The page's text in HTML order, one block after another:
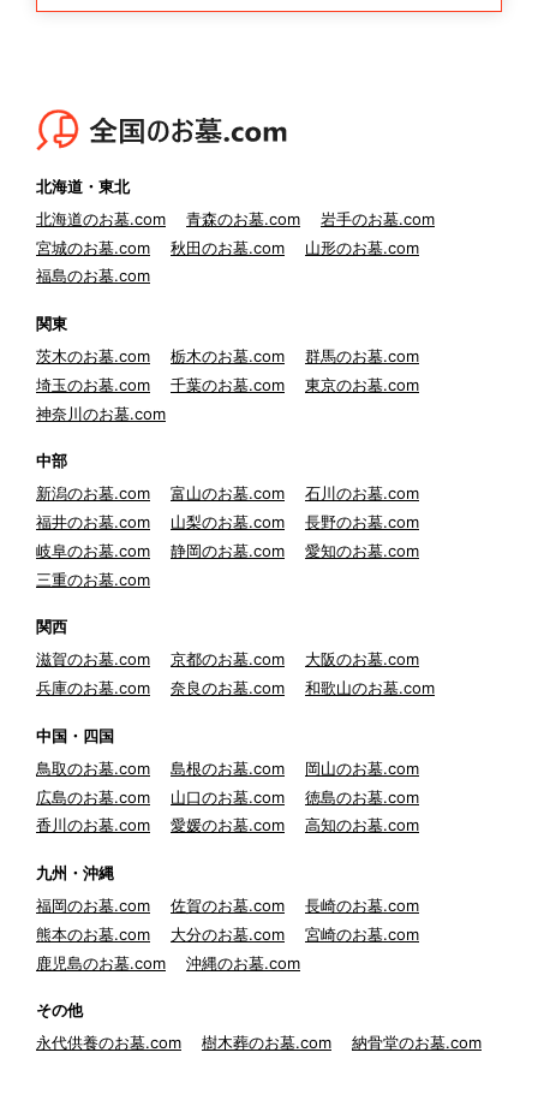
北海道・東北
北海道のお墓.com
青森のお墓.com
岩手のお墓.com
宮城のお墓.com
秋田のお墓.com
山形のお墓.com
福島のお墓.com
関東
茨木のお墓.com
栃木のお墓.com
群馬のお墓.com
埼玉のお墓.com
千葉のお墓.com
東京のお墓.com
神奈川のお墓.com
中部
新潟のお墓.com
富山のお墓.com
石川のお墓.com
福井のお墓.com
山梨のお墓.com
長野のお墓.com
岐阜のお墓.com
静岡のお墓.com
愛知のお墓.com
三重のお墓.com
関西
滋賀のお墓.com
京都のお墓.com
大阪のお墓.com
兵庫のお墓.com
奈良のお墓.com 和歌山のお墓.com
中国・四国
鳥取のお墓.com
島根のお墓.com
岡山のお墓.com
広島のお墓.com
山口のお墓.com
徳島のお墓.com
香川のお墓.com
愛媛のお墓.com 高知のお墓.com
九州・沖縄
福岡のお墓.com
佐賀のお墓.com
長崎のお墓.com
熊本のお墓.com
大分のお墓.com
宮崎のお墓.com
鹿児島のお墓.com
沖縄のお墓.com
その他
永代供養のお墓.com
樹木葬のお墓.com 納骨堂のお墓.com